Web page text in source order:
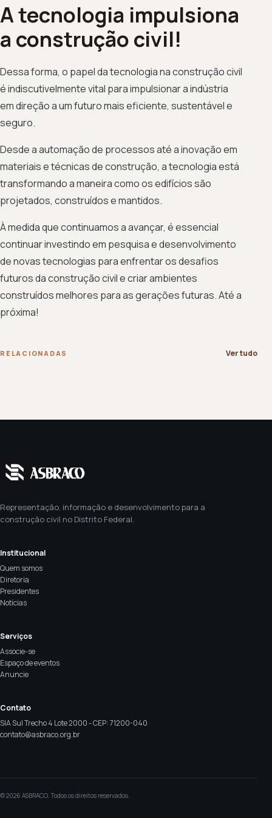
A tecnologia impulsiona
a construção civil!
Dessa forma, o papel da tecnologia na construção civil
é indiscutivelmente vital para impulsionar a indústria
em direção a um futuro mais eficiente, sustentável e
seguro.
Desde a automação de processos até a inovação em
materiais e técnicas de construção, a tecnologia está
transformando a maneira como os edifícios são
projetados, construídos e mantidos.
À medida que continuamos a avançar, é essencial
continuar investindo em pesquisa e desenvolvimento
de novas tecnologias para enfrentar os desafios
futuros da construção civil e criar ambientes
construídos melhores para as gerações futuras. Até a
próxima!
RELACIONADAS Ver tudo
Representação, informação e desenvolvimento para a
construção civil no Distrito Federal.
Institucional
Quem somos
Diretoria
Presidentes
Notícias
Serviços
Associe-se
Espaço de eventos
Anuncie
Contato
SIA Sul Trecho 4 Lote 2000 - CEP: 71200-040
contato@asbraco.org.br
© 2026 ASBRACO. Todos os direitos reservados.